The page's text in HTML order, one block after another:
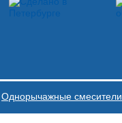
Однорычажные смесители